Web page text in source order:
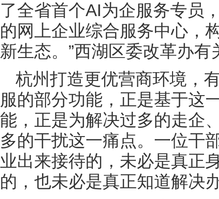
了全省首个AI为企服务专员
的网上企业综合服务中心，
新生态。”西湖区委改革办
杭州打造更优营商环境，
服的部分功能，正是基于这
能，正是为解决过多的走企
多的干扰这一痛点。一位干
业出来接待的，未必是真正
的，也未必是真正知道解决